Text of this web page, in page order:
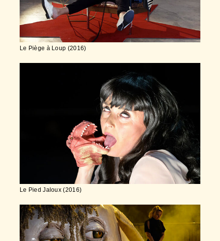
Le Piège à Loup (2016)
Le Pied Jaloux (2016)